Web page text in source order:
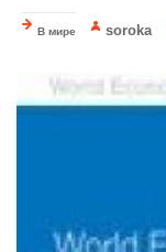
В мире soroka